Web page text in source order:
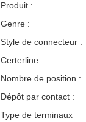
Produit :
Genre :
Style de connecteur :
Certerline :
Nombre de position :
Dépôt par contact :
Type de terminaux